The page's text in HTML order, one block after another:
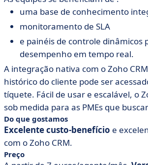
uma base de conhecimento
monitoramento de SLA
e painéis de controle dinâmicos
desempenho em tempo real.
A integração nativa com o Zoho
histórico do cliente pode ser
tíquete. Fácil de usar e escalável, o
sob medida para as PMEs que
Do que gostamos
Excelente custo-benefício e
com o Zoho CRM.
Preço